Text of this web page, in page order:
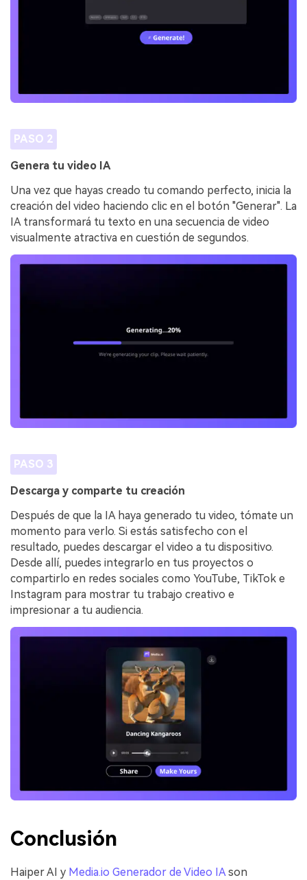
PASO 2
Genera tu video IA
Una vez que hayas creado tu comando perfecto, inicia la
creación del video haciendo clic en el botón "Generar". La
IA transformará tu texto en una secuencia de video
visualmente atractiva en cuestión de segundos.
PASO 3
Descarga y comparte tu creación
Después de que la IA haya generado tu video, tómate un
momento para verlo. Si estás satisfecho con el
resultado, puedes descargar el video a tu dispositivo.
Desde allí, puedes integrarlo en tus proyectos o
compartirlo en redes sociales como YouTube, TikTok e
Instagram para mostrar tu trabajo creativo e
impresionar a tu audiencia.
Conclusión
Haiper AI y Media.io Generador de Video IAson